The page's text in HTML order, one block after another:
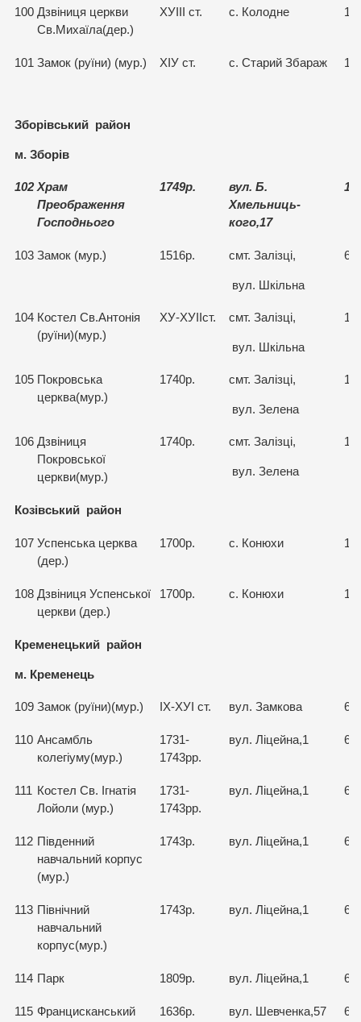
100 Дзвіниця церкви
Св.Михаїла(дер.)
ХУІІІ ст. с. Колодне
101 Замок (руїни) (мур.) ХІУ ст. с. Старий Збараж
Зборівський район
м. Зборів
102 Храм
Преображення
Господнього
1749р.
вул. Б.
Хмельниць-
кого,17
103 Замок (мур.) 1516р. смт. Залізці,
вул. Шкільна
104 Костел Св.Антонія
(руїни)(мур.)
ХУ-ХУІІст. смт. Залізці,
вул. Шкільна
105 Покровська
церква(мур.)
1740р. смт. Залізці,
вул. Зелена
106 Дзвіниця
Покровської
церкви(мур.)
1740р. смт. Залізці,
вул. Зелена
Козівський район
107 Успенська церква
(дер.)
1700р. с. Конюхи
108 Дзвіниця Успенської
церкви (дер.)
1700р. с. Конюхи
Кременецький район
м. Кременець
109 Замок (руїни)(мур.) ІХ-ХУІ ст. вул. Замкова
110 Ансамбль
колегіуму(мур.)
1731-
1743рр.
вул. Ліцейна,1
111 Костел Св. Ігнатія
Лойоли (мур.)
1731-
1743рр.
вул. Ліцейна,1
112 Південний
навчальний корпус
(мур.)
1743р. вул. Ліцейна,1
113 Північний
навчальний
корпус(мур.)
1743р. вул. Ліцейна,1
114 Парк 1809р. вул. Ліцейна,1
115 Францисканський
1636р. вул. Шевченка,57